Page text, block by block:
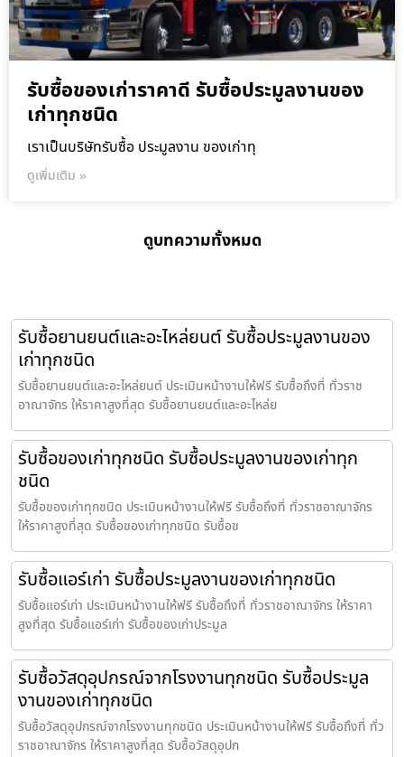
รับซื้อของเก่าราคาดี รับซื้อประมูลงานของ
เก่าทุกชนิด
เราเป็นบริษัทรับซื้อ ประมูลงาน ของเก่าทุ
ดูเพิ่มเติม »
ดูบทความทั้งหมด
รับซื้อยานยนต์และอะไหล่ยนต์ รับซื้อประมูลงานของ
เก่าทุกชนิด
รับซื้อยานยนต์และอะไหล่ยนต์ ประเมินหน้างานให้ฟรี รับซื้อถึงที่ ทั่วราช
อาณาจักร ให้ราคาสูงที่สุด รับซื้อยานยนต์และอะไหล่ย
รับซื้อของเก่าทุกชนิด รับซื้อประมูลงานของเก่าทุก
ชนิด
รับซื้อของเก่าทุกชนิด ประเมินหน้างานให้ฟรี รับซื้อถึงที่ ทั่วราชอาณาจักร
ให้ราคาสูงที่สุด รับซื้อของเก่าทุกชนิด รับซื้อข
รับซื้อแอร์เก่า รับซื้อประมูลงานของเก่าทุกชนิด
รับซื้อแอร์เก่า ประเมินหน้างานให้ฟรี รับซื้อถึงที่ ทั่วราชอาณาจักร ให้ราคา
สูงที่สุด รับซื้อแอร์เก่า รับซื้อของเก่าประมูล
รับซื้อวัสดุอุปกรณ์จากโรงงานทุกชนิด รับซื้อประมูล
งานของเก่าทุกชนิด
รับซื้อวัสดุอุปกรณ์จากโรงงานทุกชนิด ประเมินหน้างานให้ฟรี รับซื้อถึงที่ ทั่ว
ราชอาณาจักร ให้ราคาสูงที่สุด รับซื้อวัสดุอุปก